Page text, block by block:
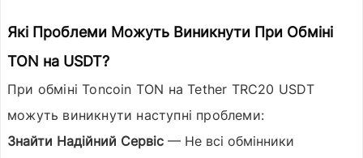
Які Проблеми Можуть Виникнути При Обміні
TON на USDT?
При обмініToncoin TON наTether TRC20 USDT
можуть виникнути наступні проблеми:
Знайти Надійний Сервіс — Не всі обмінники